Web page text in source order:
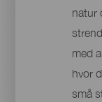
natur
med
hvor
små